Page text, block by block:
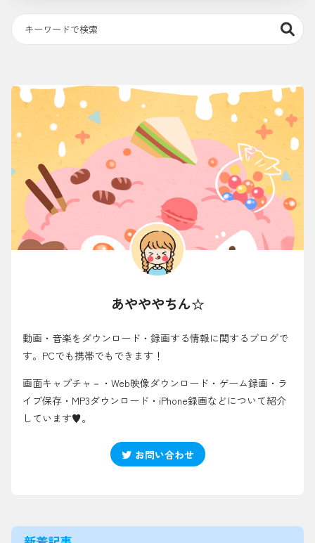
あやややちん☆
動画・音楽をダウンロード・録画する情報に関するブログで
す。PCでも携帯でもできます！
画面キャプチャ－・Web映像ダウンロード・ゲーム録画・ラ
イブ保存・MP3ダウンロード・iPhone録画などについて紹介
しています♥。
お問い合わせ